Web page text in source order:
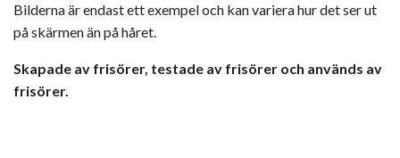
Bilderna är endast ett exempel och kan variera hur det ser ut
på skärmen än på håret.
Skapade av frisörer, testade av frisörer och används av
frisörer.